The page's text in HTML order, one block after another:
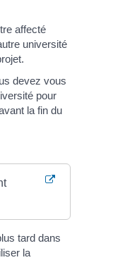
affecté
université
devez vous
pour
la fin du
tard dans
la